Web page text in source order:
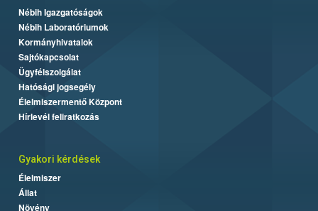
Nébih Igazgatóságok
Nébih Laboratóriumok
Kormányhivatalok
Sajtókapcsolat
Ügyfélszolgálat
Hatósági jogsegély
Élelmiszermentő Központ
Hírlevél feliratkozás
Gyakori kérdések
Élelmiszer
Állat
Növény